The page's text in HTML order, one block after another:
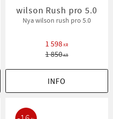
wilson Rush pro 5.0
Nya wilson rush pro 5.0
1 598KR
1 850KR
INFO